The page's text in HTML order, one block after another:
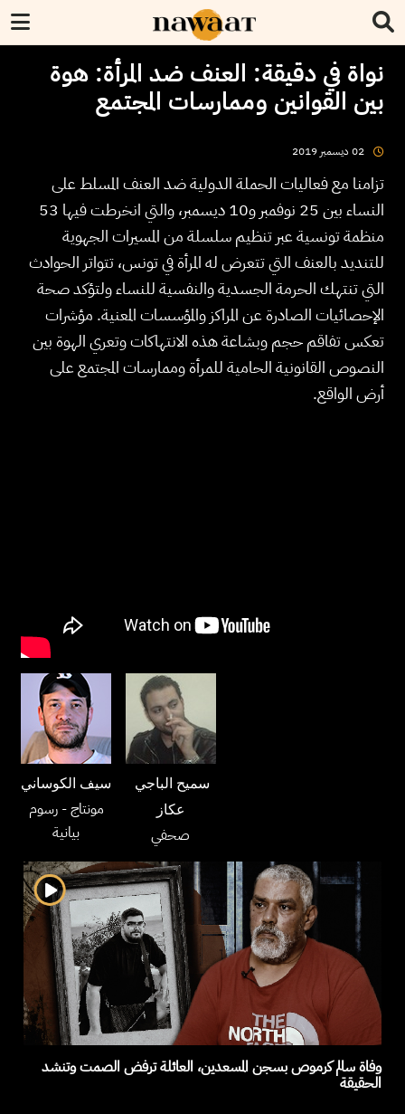
نواة في دقيقة: العنف ضد المرأة: هوة
بين القوانين وممارسات المجتمع
02 ديسمبر 2019
تزامنا مع فعاليات الحملة الدولية ضد العنف المسلط على
النساء بين 25 نوفمبر و10 ديسمبر، والتي انخرطت فيها 53
منظمة تونسية عبر تنظيم سلسلة من المسيرات الجهوية
للتنديد بالعنف التي تتعرض له المرأة في تونس، تتواتر الحوادث
التي تنتهك الحرمة الجسدية والنفسية للنساء ولتؤكد صحة
الإحصائيات الصادرة عن المراكز والمؤسسات المعنية. مؤشرات
تعكس تفاقم حجم وبشاعة هذه الانتهاكات وتعري الهوة بين
النصوص القانونية الحامية للمرأة وممارسات المجتمع على
أرض الواقع.
سيف الكوساني
مونتاج- رسوم
بيانية
عكاز
صحفي
وفاة سالم كرموص بسجن المسعدين، العائلة ترفض الصمت وتنشد
الحقيقة